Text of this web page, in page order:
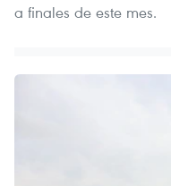
a finales de este mes.